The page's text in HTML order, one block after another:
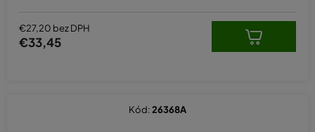
€27,20 bez DPH
€33,45
Kód:26368A